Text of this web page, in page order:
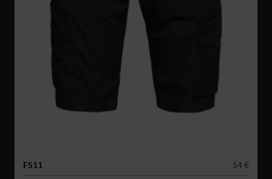
FS11
54 €